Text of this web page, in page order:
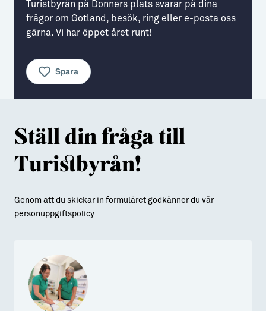
Aktiviteter
Möten & kongresser
Almedalsveckan
Medeltidsveckan
→ Gutamål och gotländska
→ Hyra bostad
Allt om livet på Ön
→ Fritidsliv
→ Idrottsliv
Barn & Familj
Turistbyrån på Donners plats svarar på dina
frågor om Gotland, besök, ring eller e-posta oss
gärna. Vi har öppet året runt!
Spara
Ställ din fråga till
Turistbyrån!
Genom att du skickar in formuläret godkänner du vår
personuppgiftspolicy